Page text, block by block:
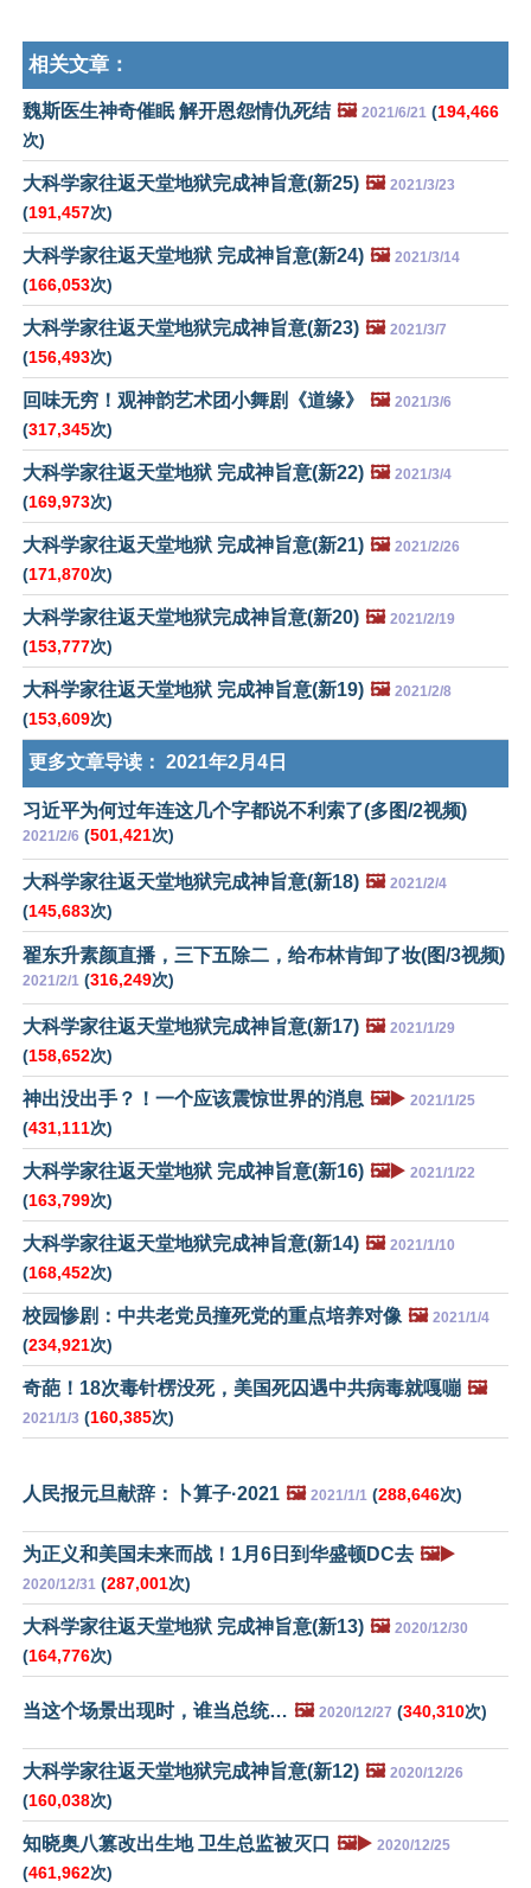
相关文章：
魏斯医生神奇催眠 解开恩怨情仇死结 🖼️ 2021/6/21 (194,466
次)
大科学家往返天堂地狱完成神旨意(新25) 🖼️ 2021/3/23
(191,457次)
大科学家往返天堂地狱 完成神旨意(新24) 🖼️ 2021/3/14
(166,053次)
大科学家往返天堂地狱完成神旨意(新23) 🖼️ 2021/3/7
(156,493次)
回味无穷！观神韵艺术团小舞剧《道缘》 🖼️ 2021/3/6
(317,345次)
大科学家往返天堂地狱 完成神旨意(新22) 🖼️ 2021/3/4
(169,973次)
大科学家往返天堂地狱 完成神旨意(新21) 🖼️ 2021/2/26
(171,870次)
大科学家往返天堂地狱完成神旨意(新20) 🖼️ 2021/2/19
(153,777次)
大科学家往返天堂地狱 完成神旨意(新19) 🖼️ 2021/2/8
(153,609次)
更多文章导读： 2021年2月4日
习近平为何过年连这几个字都说不利索了(多图/2视频)
2021/2/6 (501,421次)
大科学家往返天堂地狱完成神旨意(新18) 🖼️ 2021/2/4
(145,683次)
翟东升素颜直播，三下五除二，给布林肯卸了妆(图/3视频)
2021/2/1 (316,249次)
大科学家往返天堂地狱完成神旨意(新17) 🖼️ 2021/1/29
(158,652次)
神出没出手？！一个应该震惊世界的消息 🖼️▶️ 2021/1/25
(431,111次)
大科学家往返天堂地狱 完成神旨意(新16) 🖼️▶️ 2021/1/22
(163,799次)
大科学家往返天堂地狱完成神旨意(新14) 🖼️ 2021/1/10
(168,452次)
校园惨剧：中共老党员撞死党的重点培养对像 🖼️ 2021/1/4
(234,921次)
奇葩！18次毒针楞没死，美国死囚遇中共病毒就嘎嘣 🖼️
2021/1/3 (160,385次)
人民报元旦献辞：卜算子·2021 🖼️ 2021/1/1 (288,646次)
为正义和美国未来而战！1月6日到华盛顿DC去 🖼️▶️
2020/12/31 (287,001次)
大科学家往返天堂地狱 完成神旨意(新13) 🖼️ 2020/12/30
(164,776次)
当这个场景出现时，谁当总统… 🖼️ 2020/12/27 (340,310次)
大科学家往返天堂地狱完成神旨意(新12) 🖼️ 2020/12/26
(160,038次)
知晓奥八篡改出生地 卫生总监被灭口 🖼️▶️ 2020/12/25
(461,962次)